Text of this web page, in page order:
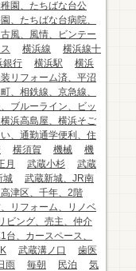
園、たちばな台公
、たちばな台病院、
風、風情、ビンテー
横浜線
横浜線十
銀行 横浜駅
横浜
リフォーム済、平沼
、相鉄線、京急線、
ブルーライン、ビッ
浜高島屋、横浜そご
、通勤通学便利、住
横須賀 機械
機
月 武蔵小杉
武蔵
城
武蔵新城、JR南
津区、千年、2階
リフォーム、リノベ
ビング、売主、仲介
台、カースペース、
武蔵溝ノ口
歯医
雨 毎朝 民泊
気